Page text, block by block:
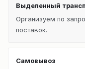
Выделенный
Организуем по
поставок.
Самовывоз